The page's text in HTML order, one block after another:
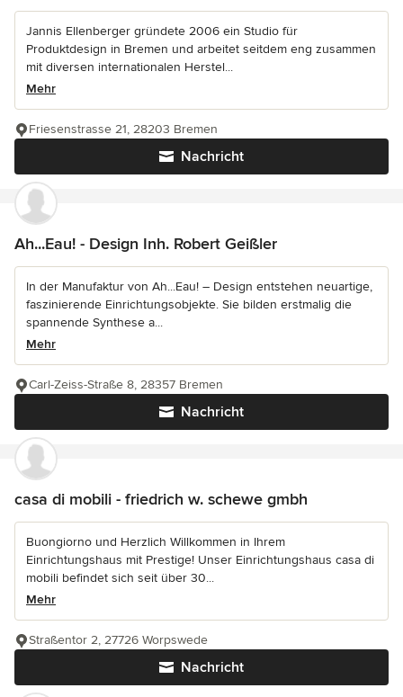
Jannis Ellenberger gründete 2006 ein Studio für
Produktdesign in Bremen und arbeitet seitdem eng zusammen
mit diversen internationalen Herstel...
Mehr
Nachricht
Friesenstrasse 21, 28203 Bremen
Ah...Eau! - Design Inh. Robert Geißler
In der Manufaktur von Ah...Eau! – Design entstehen neuartige,
faszinierende Einrichtungsobjekte. Sie bilden erstmalig die
spannende Synthese a...
Mehr
Nachricht
Carl-Zeiss-Straße 8, 28357 Bremen
casa di mobili - friedrich w. schewe gmbh
Buongiorno und Herzlich Willkommen in Ihrem
Einrichtungshaus mit Prestige! Unser Einrichtungshaus casa di
mobili befindet sich seit über 30...
Mehr
Nachricht
Straßentor 2, 27726 Worpswede